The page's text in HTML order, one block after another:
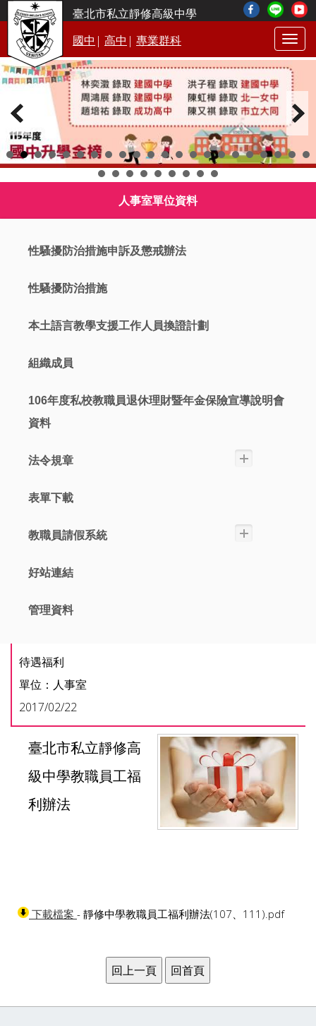
臺北市私立靜修高級中學
國中 | 高中 | 專業群科
人事室單位資料
性騷擾防治措施申訴及懲戒辦法
性騷擾防治措施
本土語言教學支援工作人員換證計劃
組織成員
106年度私校教職員退休理財暨年金保險宣導說明會
資料
法令規章
表單下載
教職員請假系統
好站連結
管理資料
待遇福利
單位：人事室
2017/02/22
臺北市私立靜修高
級中學教職員工福
利辦法
下載檔案 - 靜修中學教職員工福利辦法(107、111).pdf